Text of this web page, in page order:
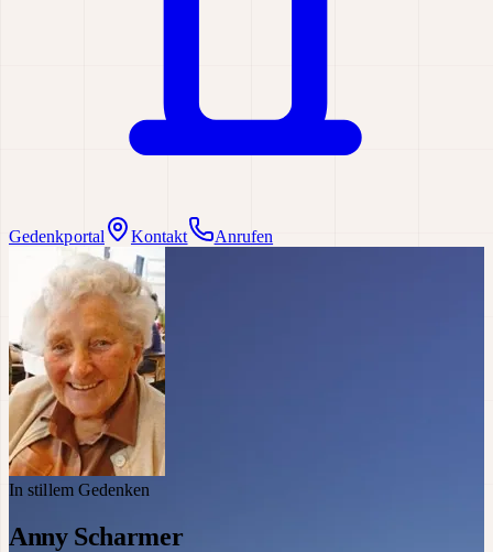
Gedenkportal Kontakt Anrufen
In stillem Gedenken
Anny Scharmer